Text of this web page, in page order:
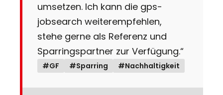
umsetzen. Ich kann die gps-
jobsearch weiterempfehlen,
stehe gerne als Referenz und
Sparringspartner zur Verfügung.“
#GF #Sparring #Nachhaltigkeit